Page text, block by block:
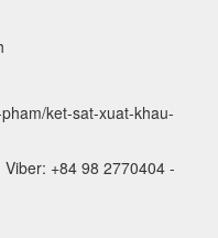
ket-sat-xuat-khau-
+84 98 2770404 -